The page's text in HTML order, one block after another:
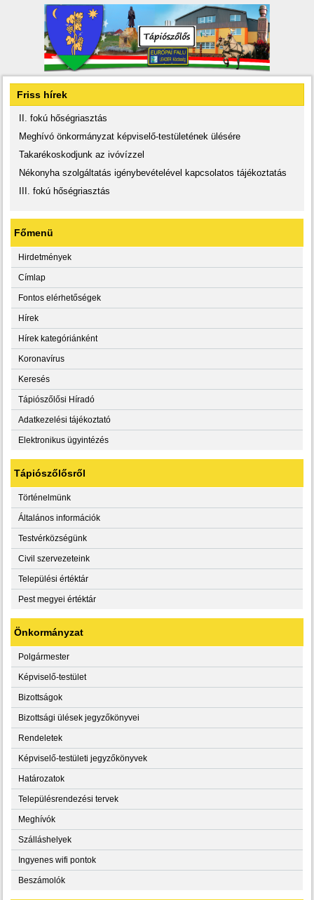
Friss hírek
II. fokú hőségriasztás
Meghívó önkormányzat képviselő-testületének ülésére
Takarékoskodjunk az ivóvízzel
Nékonyha szolgáltatás igénybevételével kapcsolatos tájékoztatás
III. fokú hőségriasztás
Főmenü
Hirdetmények
Címlap
Fontos elérhetőségek
Hírek
Hírek kategóriánként
Koronavírus
Keresés
Tápiószőlősi Híradó
Adatkezelési tájékoztató
Elektronikus ügyintézés
Tápiószőlősről
Történelmünk
Általános információk
Testvérközségünk
Civil szervezeteink
Települési értéktár
Pest megyei értéktár
Önkormányzat
Polgármester
Képviselő-testület
Bizottságok
Bizottsági ülések jegyzőkönyvei
Rendeletek
Képviselő-testületi jegyzőkönyvek
Határozatok
Településrendezési tervek
Meghívók
Szálláshelyek
Ingyenes wifi pontok
Beszámolók